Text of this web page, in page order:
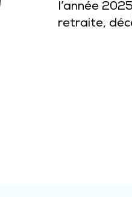
l’année
retraite,